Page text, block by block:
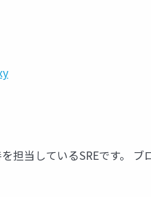
担当しているSREです。 ブ